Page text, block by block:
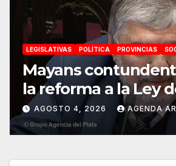
LEGISLATIVAS POLÍTICA PROVINCIAS
Mayans
la reforma a la Ley
«Esta ley vende el
AGOSTO 4, 2026 AGENDA